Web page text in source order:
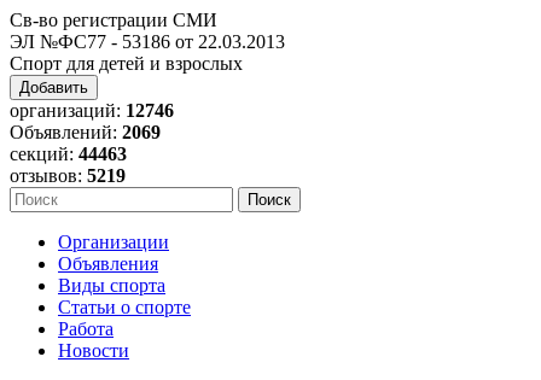
Св-во регистрации СМИ
ЭЛ №ФС77 - 53186 от 22.03.2013
Спорт для детей и взрослых
Добавить
организаций: 12746
Объявлений: 2069
секций: 44463
отзывов: 5219
Организации
Объявления
Виды спорта
Статьи о спорте
Работа
Новости